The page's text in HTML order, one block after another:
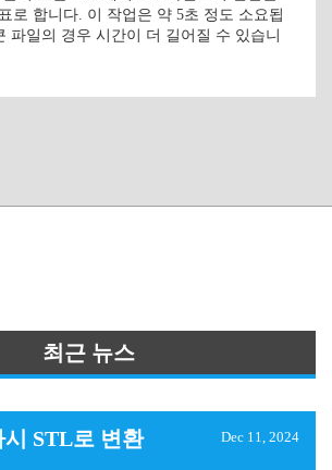
로 합니다. 이 작업은 약 5초 정도 소요됩
파일의 경우 시간이 더 길어질 수 있습니
최근 뉴스
STL로 변환 Dec 11, 2024